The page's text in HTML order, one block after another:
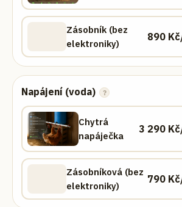
Zásobník (bez
elektroniky)
890
Napájení (voda) ?
Chytrá
napáječka
3 290
Zásobníková (bez
elektroniky)
790